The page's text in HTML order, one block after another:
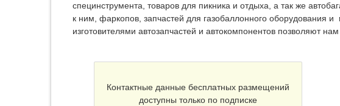
специнструмента, товаров для пикника и отдыха, а так же
к ним, фаркопов, запчастей для газобаллонного оборудования
изготовителями автозапчастей и автокомпонентов позволяют
Контактные данные бесплатных размещений
доступны только по подписке